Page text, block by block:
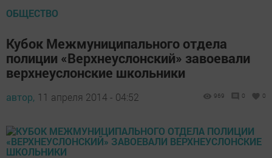
ОБЩЕСТВО
Кубок Межмуниципального отдела
полиции «Верхнеуслонский» завоевали
верхнеуслонские школьники
автор, 11 апреля 2014 - 04:52 969 0 0